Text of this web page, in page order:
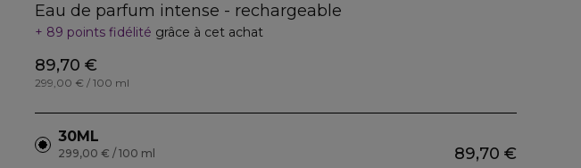
Eau de parfum intense - rechargeable
89 points fidélité grâce à cet achat
89,70 €
299,00 € / 100 ml
30ML
89,70 €
299,00 € / 100 ml